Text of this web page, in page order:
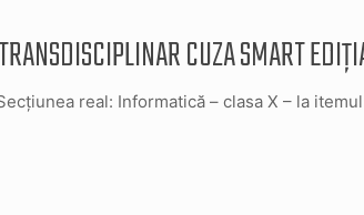
CUZA SMART
real: Informatică – clasa X – la